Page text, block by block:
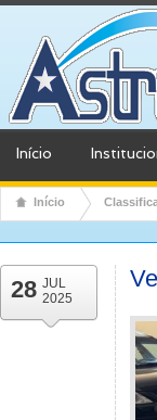
Início
Início
28 JUL
2025